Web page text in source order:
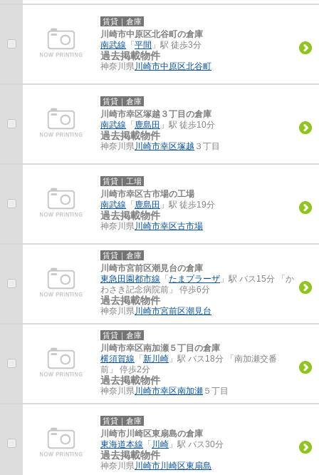
賃貸｜倉庫
川崎市中原区北谷町の倉庫
南武線 「 平間 」駅 徒歩3分
過去掲載物件
神奈川県川崎市中原区北谷町
賃貸｜倉庫
川崎市幸区塚越３丁目の倉庫
南武線 「 鹿島田 」駅 徒歩10分
過去掲載物件
神奈川県川崎市幸区塚越 ３丁目
賃貸｜工場
川崎市幸区古市場の工場
南武線 「 鹿島田 」駅 徒歩19分
過去掲載物件
神奈川県川崎市幸区古市場
賃貸｜倉庫
川崎市宮前区潮見台の倉庫
東急田園都市線 「 たまプラーザ 」駅 バス15分 「か
わさき記念病院前」 停歩6分
過去掲載物件
神奈川県川崎市宮前区潮見台
賃貸｜倉庫
川崎市幸区南加瀬５丁目の倉庫
横須賀線 「 新川崎 」駅 バス18分 「南加瀬交番
前」 停歩2分
過去掲載物件
神奈川県川崎市幸区南加瀬 ５丁目
賃貸｜倉庫
川崎市川崎区東扇島の倉庫
東海道本線 「 川崎 」駅 バス30分
過去掲載物件
神奈川県川崎市川崎区東扇島